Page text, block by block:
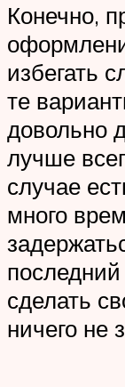
Конечно,
избегать
те
довольно
лучше
случае
много
сделать
ничего не